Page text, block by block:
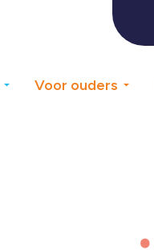
Voor ouders